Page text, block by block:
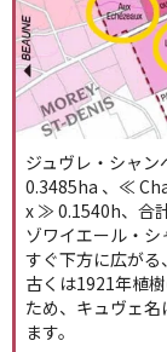
ジュヴレ・シャ
0.3485ha 、≪
x ≫ 0.1540h、合
ゾワイエール・
すぐ下方に広がる
古くは1921年植
ため、キュヴェ
ます。